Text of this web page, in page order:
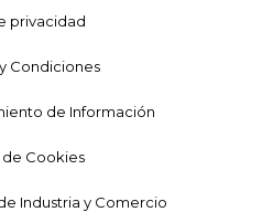
privacidad
Condiciones
de Información
Cookies
Industria y Comercio